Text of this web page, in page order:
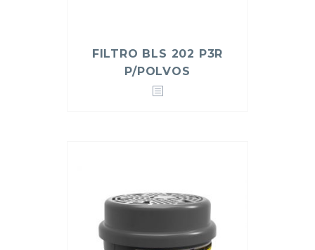
FILTRO BLS 202 P3R
P/POLVOS